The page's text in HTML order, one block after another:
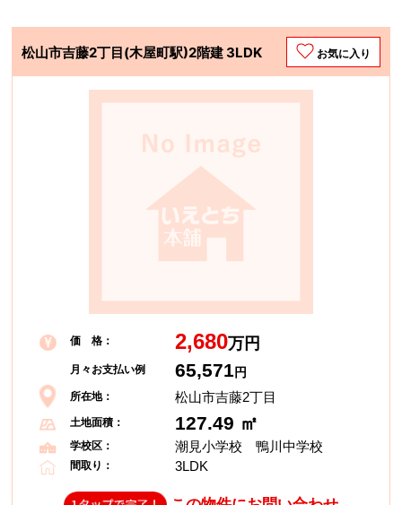
松山市吉藤2丁目(木屋町駅)2階建 3LDK お気に入り
価 格： 2,680万円
月々お支払い例 65,571円
所在地： 松山市吉藤2丁目
土地面積： 127.49 ㎡
学校区： 潮見小学校 鴨川中学校
間取り： 3LDK